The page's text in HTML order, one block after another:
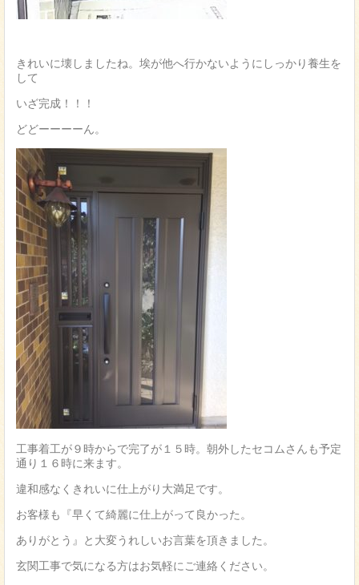
きれいに壊しましたね。埃が他へ行かないようにしっかり養生を
して
いざ完成！！！
どどーーーーん。
工事着工が９時からで完了が１５時。朝外したセコムさんも予定
通り１６時に来ます。
違和感なくきれいに仕上がり大満足です。
お客様も『早くて綺麗に仕上がって良かった。
ありがとう』と大変うれしいお言葉を頂きました。
玄関工事で気になる方はお気軽にご連絡ください。